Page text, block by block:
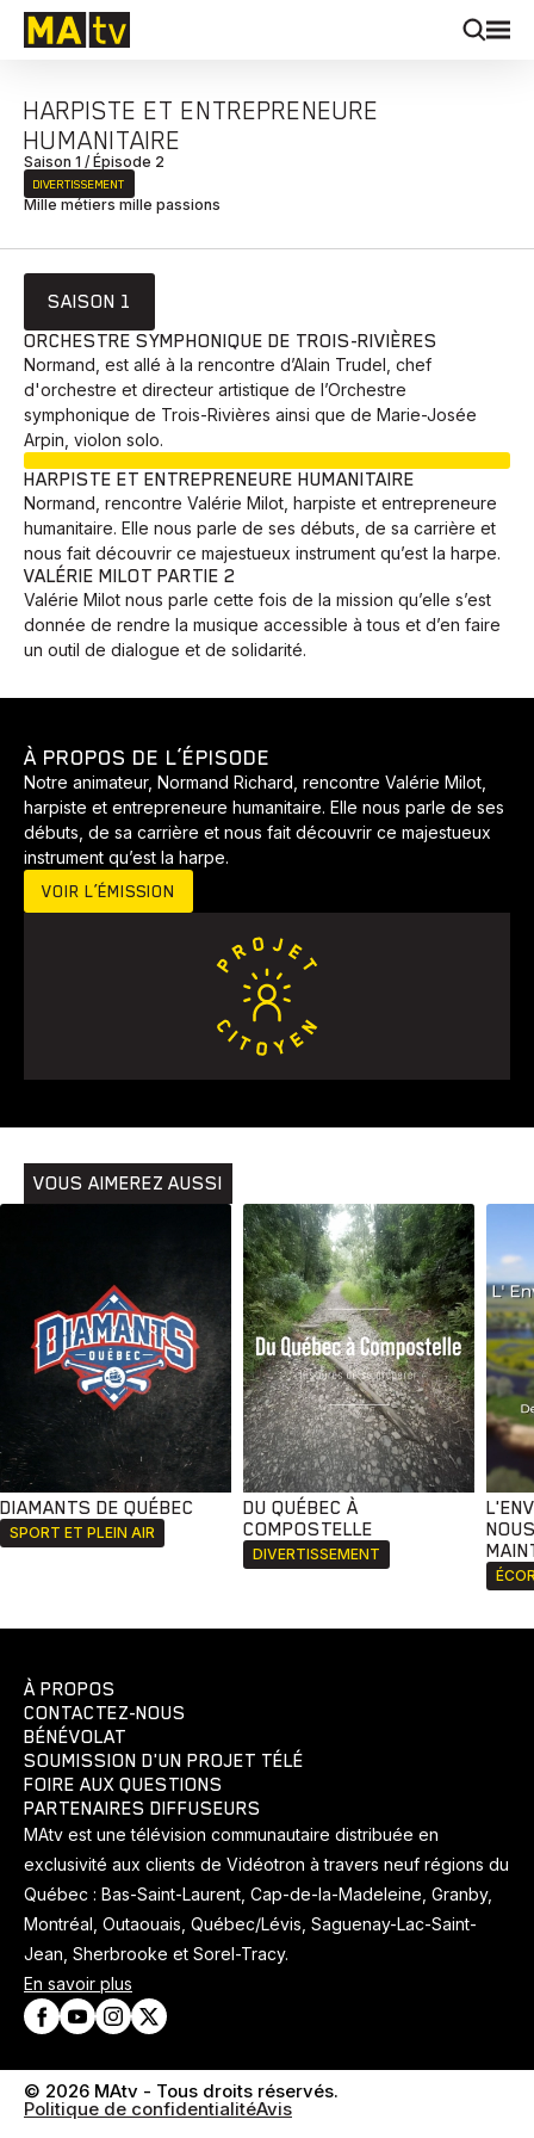
HARPISTE ET ENTREPRENEURE
HUMANITAIRE
Saison 1 / Épisode 2
DIVERTISSEMENT
Mille métiers mille passions
SAISON 1
ORCHESTRE SYMPHONIQUE DE TROIS-RIVIÈRES
Normand, est allé à la rencontre d’Alain Trudel, chef
d'orchestre et directeur artistique de l’Orchestre
symphonique de Trois-Rivières ainsi que de Marie-Josée
Arpin, violon solo.
HARPISTE ET ENTREPRENEURE HUMANITAIRE
Normand, rencontre Valérie Milot, harpiste et entrepreneure
humanitaire. Elle nous parle de ses débuts, de sa carrière et
nous fait découvrir ce majestueux instrument qu’est la harpe.
VALÉRIE MILOT PARTIE 2
Valérie Milot nous parle cette fois de la mission qu’elle s’est
donnée de rendre la musique accessible à tous et d’en faire
un outil de dialogue et de solidarité.
À PROPOS DE L’ÉPISODE
Notre animateur, Normand Richard, rencontre Valérie Milot,
harpiste et entrepreneure humanitaire. Elle nous parle de ses
débuts, de sa carrière et nous fait découvrir ce majestueux
instrument qu’est la harpe.
VOIR L’ÉMISSION
VOUS AIMEREZ AUSSI
DIAMANTS DE QUÉBEC
SPORT ET PLEIN AIR
DU QUÉBEC À
COMPOSTELLE
DIVERTISSEMENT
À PROPOS
CONTACTEZ-NOUS
BÉNÉVOLAT
SOUMISSION D'UN PROJET TÉLÉ
FOIRE AUX QUESTIONS
PARTENAIRES DIFFUSEURS
MAtv est une télévision communautaire distribuée en
exclusivité aux clients de Vidéotron à travers neuf régions du
Québec : Bas-Saint-Laurent, Cap-de-la-Madeleine, Granby,
Montréal, Outaouais, Québec/Lévis, Saguenay-Lac-Saint-
Jean, Sherbrooke et Sorel-Tracy.
En savoir plus
© 2026 MAtv - Tous droits réservés.
Politique de confidentialitéAvis